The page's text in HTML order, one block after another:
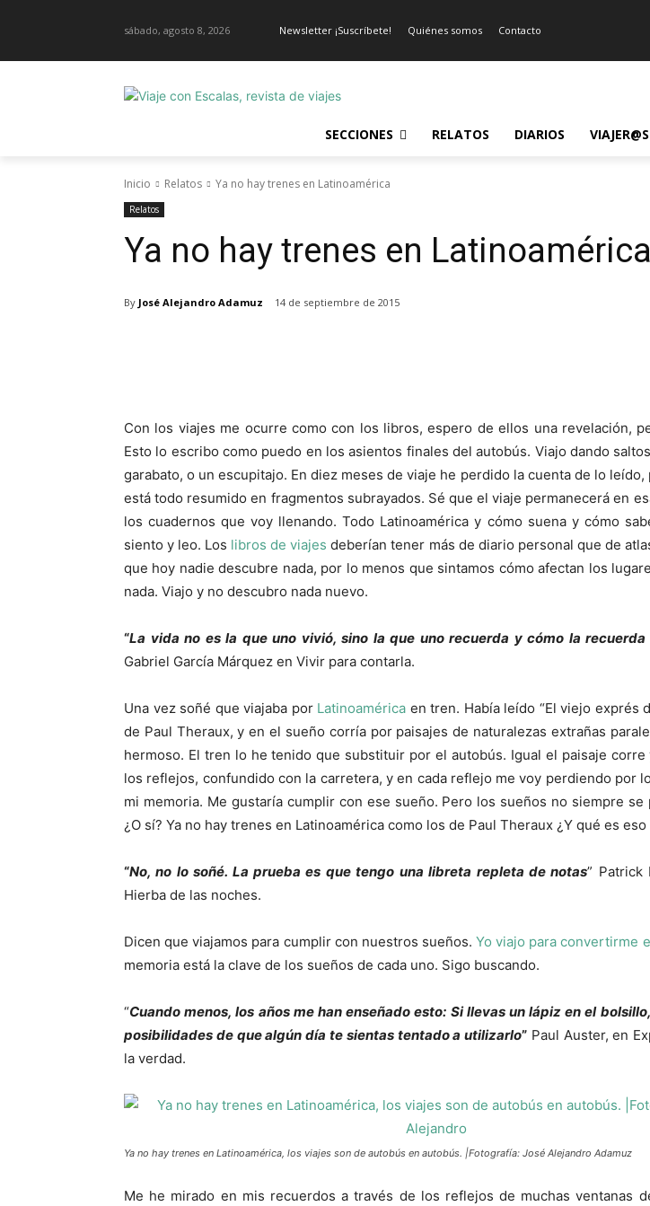
sábado, agosto 8, 2026 Newsletter ¡Suscríbete! Quiénes somos Contacto
SECCIONES RELATOS DIARIOS VIAJER@S
Inicio Relatos Ya no hay trenes en Latinoamérica
Relatos
Ya no hay trenes en Latinoamérica
By José Alejandro Adamuz 14 de septiembre de 2015
Con los viajes me ocurre como con los libros, espero de ellos una revelación,
Esto lo escribo como puedo en los asientos finales del autobús. Viajo dando
garabato, o un escupitajo. En diez meses de viaje he perdido la cuenta de lo
está todo resumido en fragmentos subrayados. Sé que el viaje permanecerá en
los cuadernos que voy llenando. Todo Latinoamérica y cómo suena y cómo
siento y leo. Los libros de viajes deberían tener más de diario personal que de
que hoy nadie descubre nada, por lo menos que sintamos cómo afectan los
nada. Viajo y no descubro nada nuevo.
“La vida no es la que uno vivió, sino la que uno recuerda y cómo la
Gabriel García Márquez en Vivir para contarla.
Una vez soñé que viajaba por Latinoamérica en tren. Había leído “El viejo exprés
de Paul Theraux, y en el sueño corría por paisajes de naturalezas extrañas
hermoso. El tren lo he tenido que substituir por el autobús. Igual el paisaje corre
los reflejos, confundido con la carretera, y en cada reflejo me voy perdiendo por
mi memoria. Me gustaría cumplir con ese sueño. Pero los sueños no siempre se
¿O sí? Ya no hay trenes en Latinoamérica como los de Paul Theraux ¿Y qué es
“No, no lo soñé. La prueba es que tengo una libreta repleta de notas” Patrick
Hierba de las noches.
Dicen que viajamos para cumplir con nuestros sueños.Yo viajo para convertirme
memoria está la clave de los sueños de cada uno. Sigo buscando.
“Cuando menos, los años me han enseñado esto: Si llevas un lápiz en el
posibilidades de que algún día te sientas tentado a utilizarlo” Paul Auster, en
la verdad.
Ya no hay trenes en Latinoamérica, los viajes son de autobús en autobús. |Fotografía: José Alejandro Adamuz
Me he mirado en mis recuerdos a través de los reflejos de muchas ventanas